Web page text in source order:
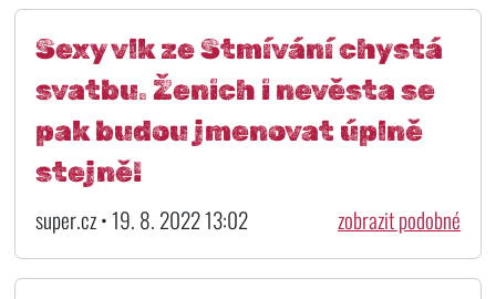
Sexy vlk ze Stmívání chystá
svatbu. Ženich i nevěsta se
pak budou jmenovat úplně
stejně!
super.cz • 19. 8. 2022 13:02 zobrazit podobné